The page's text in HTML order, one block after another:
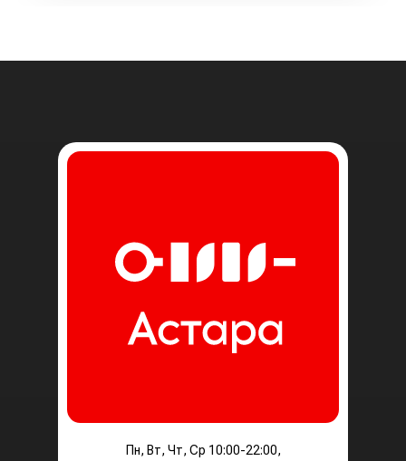
Пн, Вт, Чт, Ср 10:00-22:00,